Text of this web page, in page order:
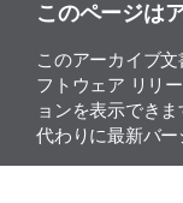
このページは
このアーカイブ
フトウェア リリ
ョンを表示できま
代わりに最新バー